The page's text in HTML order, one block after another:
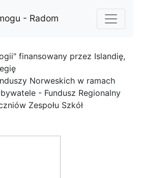
- Radom
finansowany przez Islandię,
Norweskich w ramach
- Fundusz Regionalny
Zespołu Szkół